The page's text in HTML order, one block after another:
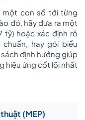
một con số tới từng
đó, hãy đưa ra một
tỷ) hoặc xác định rõ
hay gói biểu
định hướng giúp
hiệu ứng cốt lõi nhất
(MEP)